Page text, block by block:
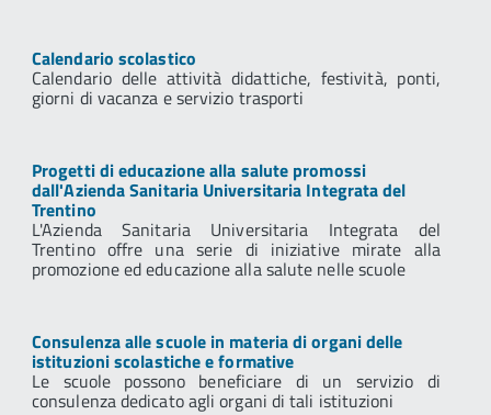
Calendario scolastico
Calendario delle attività didattiche, festività, ponti,
giorni di vacanza e servizio trasporti
Progetti di educazione alla salute promossi
dall'Azienda Sanitaria Universitaria Integrata del
Trentino
L'Azienda Sanitaria Universitaria Integrata del
Trentino offre una serie di iniziative mirate alla
promozione ed educazione alla salute nelle scuole
Consulenza alle scuole in materia di organi delle
istituzioni scolastiche e formative
Le scuole possono beneficiare di un servizio di
consulenza dedicato agli organi di tali istituzioni